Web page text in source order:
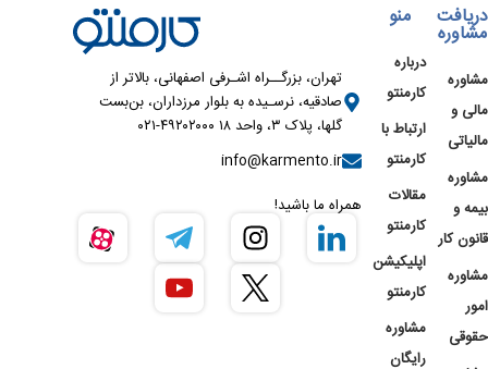
دریافت
مشاوره
مشاوره
مالی و
مالیاتی
مشاوره
بیمه و
قانون کار
مشاوره
امور
حقوقی
منو
درباره
کارمنتو
ارتباط با
کارمنتو
مقالات
کارمنتو
اپلیکیشن
کارمنتو
مشاوره
رایگان
تهران، بزرگــراه اشـرفی اصفهانی، بالاتر از
صادقیه، نرسـیده به بلوار مرزداران، بن‌بست
گلها، پلاک ۳، واحد ۱۸ ۴۹۲۰۲۰۰۰-۰۲۱
info@karmento.ir
همراه ما باشید!